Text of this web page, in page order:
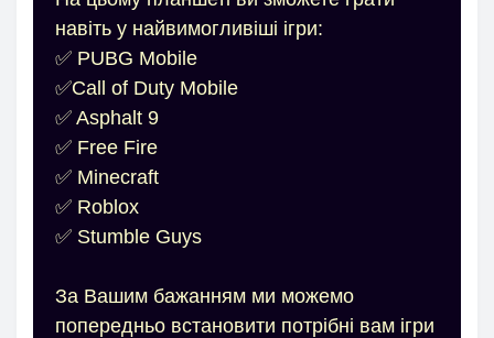
навіть у найвимогливіші ігри:
✅ PUBG Mobile
✅Call of Duty Mobile
✅ Asphalt 9
✅ Free Fire
✅ Minecraft
✅ Roblox
✅ Stumble Guys
За Вашим бажанням ми можемо
попередньо встановити потрібні вам ігри